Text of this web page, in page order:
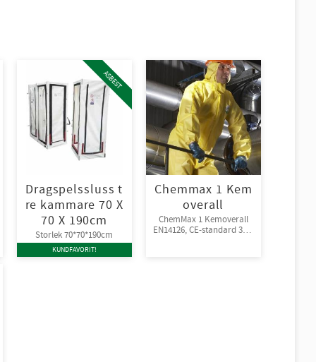
Dragspelssluss t
re kammare 70 X
70 X 190cm
Storlek 70*70*190cm
ASBEST
KUNDFAVORIT!
Chemmax 1 Kem
overall
ChemMax 1 Kemoverall
EN14126, CE-standard 3-B,